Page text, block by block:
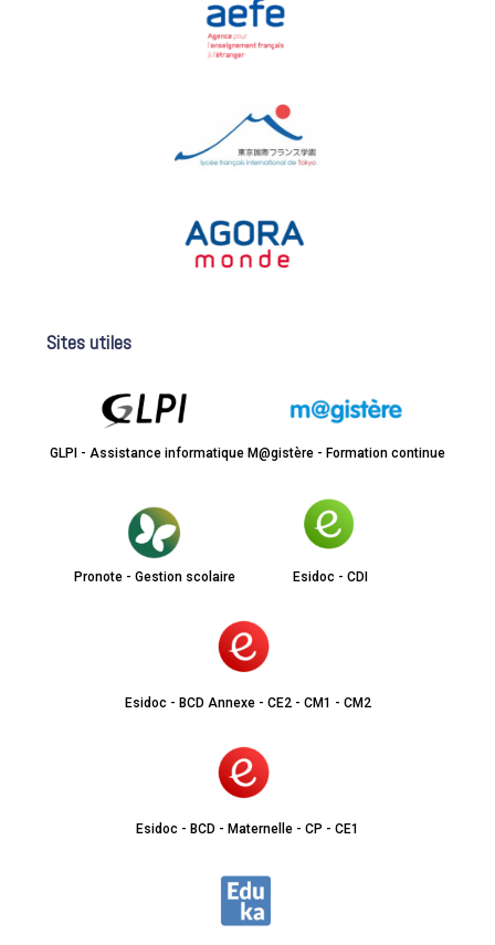
Sites utiles
GLPI - Assistance informatique M@gistère - Formation continue
Pronote - Gestion scolaire Esidoc - CDI
Esidoc - BCD Annexe - CE2 - CM1 - CM2
Esidoc - BCD - Maternelle - CP - CE1